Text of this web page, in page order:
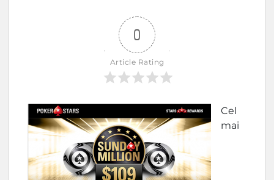
0
Article Rating
Cel
mai